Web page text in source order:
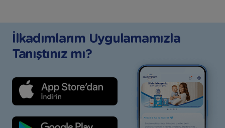
İlkadımlarım Uygulamamızla
Tanıştınız mı?